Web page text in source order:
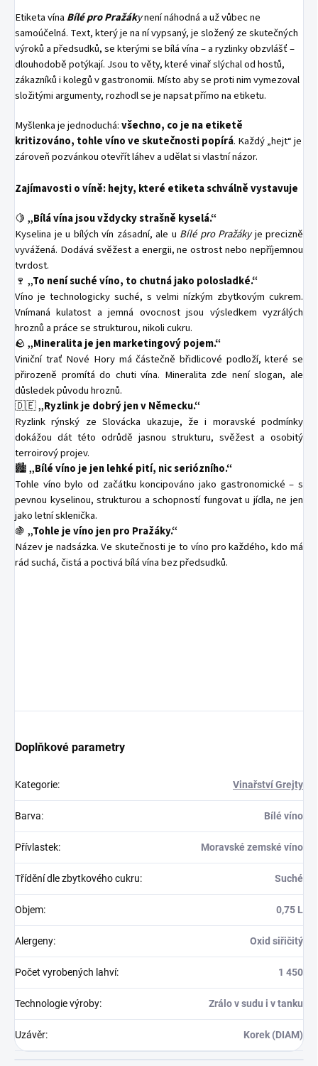
Etiketa vína Bílé pro Pražákynení náhodná a už vůbec ne
samoúčelná. Text, který je na ní vypsaný, je složený ze skutečných
výroků a předsudků, se kterými se bílá vína – a ryzlinky obzvlášť –
dlouhodobě potýkají. Jsou to věty, které vinař slýchal od hostů,
zákazníků i kolegů v gastronomii. Místo aby se proti nim vymezoval
složitými argumenty, rozhodl se je napsat přímo na etiketu.
Myšlenka je jednoduchá:všechno, co je na etiketě
kritizováno, tohle víno ve skutečnosti popírá. Každý „hejt“ je
zároveň pozvánkou otevřít láhev a udělat si vlastní názor.
Zajímavosti o víně: hejty, které etiketa schválně vystavuje
🍋 „Bílá vína jsou vždycky strašně kyselá.“
Kyselina je u bílých vín zásadní, ale u Bílé pro Pražákyje precizně
vyvážená. Dodává svěžest a energii, ne ostrost nebo nepříjemnou
tvrdost.
🍷 „To není suché víno, to chutná jako polosladké.“
Víno je technologicky suché, s velmi nízkým zbytkovým cukrem.
Vnímaná kulatost a jemná ovocnost jsou výsledkem vyzrálých
hroznů a práce se strukturou, nikoli cukru.
🪨„Mineralita je jen marketingový pojem.“
Viniční trať Nové Hory má částečně břidlicové podloží, které se
přirozeně promítá do chuti vína. Mineralita zde není slogan, ale
důsledek původu hroznů.
🇩🇪„Ryzlink je dobrý jen v Německu.“
Ryzlink rýnský ze Slovácka ukazuje, že i moravské podmínky
dokážou dát této odrůdě jasnou strukturu, svěžest a osobitý
terroirový projev.
🏙️„Bílé víno je jen lehké pití, nic seriózního.“
Tohle víno bylo od začátku koncipováno jako gastronomické – s
pevnou kyselinou, strukturou a schopností fungovat u jídla, ne jen
jako letní sklenička.
🍇 „Tohle je víno jen pro Pražáky.“
Název je nadsázka. Ve skutečnosti je to víno pro každého, kdo má
rád suchá, čistá a poctivá bílá vína bez předsudků.
Doplňkové parametry
Kategorie: Vinařství Grejty
Barva: Bílé víno
Přívlastek: Moravské zemské víno
Třídění dle zbytkového cukru: Suché
Objem: 0,75 L
Alergeny: Oxid siřičitý
Počet vyrobených lahví: 1 450
Technologie výroby: Zrálo v sudu i v tanku
Uzávěr: Korek (DIAM)